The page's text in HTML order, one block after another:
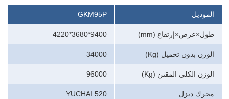
الموديل GKM95P
طول×عرض×إرتفاع (mm) 9400*3680*4220
الوزن بدون تحميل (Kg) 34000
الوزن الكلي المقنن (Kg) 96000
محرك ديزل YUCHAI 520